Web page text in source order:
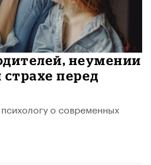
неумении
перед
о современных